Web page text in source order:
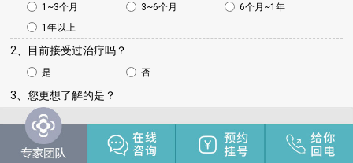
1~3个月 3~6个月
6个月~1年
1年以上
2、目前接受过治疗吗？
是 否
3、您更想了解的是？
病情咨询
治疗周期
其他